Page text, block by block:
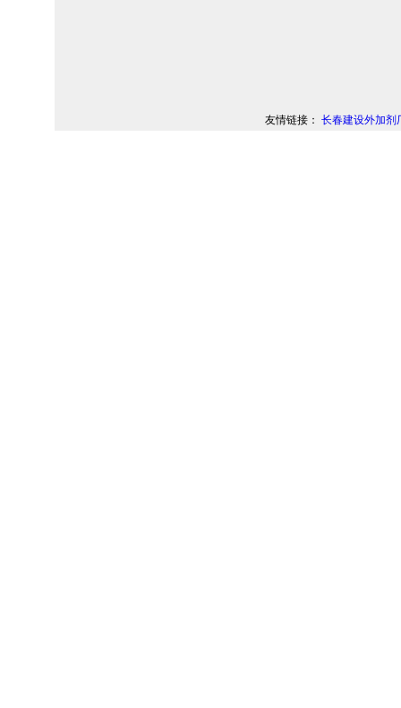
友情链接： 长春建设外加剂